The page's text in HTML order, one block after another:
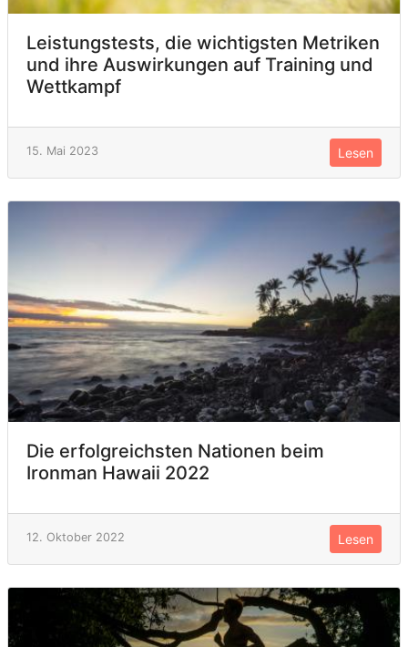
Leistungstests, die wichtigsten Metriken
und ihre Auswirkungen auf Training und
Wettkampf
15. Mai 2023 Lesen
Die erfolgreichsten Nationen beim
Ironman Hawaii 2022
12. Oktober 2022 Lesen